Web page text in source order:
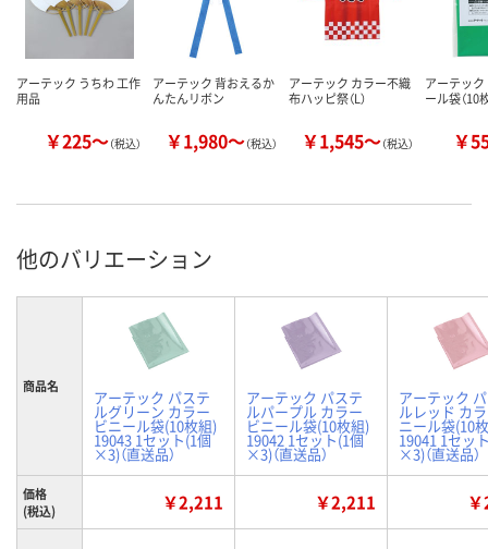
アーテック うちわ 工作
用品
￥225～（税込）
アーテック 背おえるか
んたんリボン
￥1,980～（税込）
アーテック カラー不織
布ハッピ祭（L）
￥1,545～（税込）
アーテッ
ール袋（10
￥
他のバリエーション
商品名
アーテック パステ
ルグリーン カラー
ビニール袋(10枚組)
19043 1セット(1個
×3)（直送品）
アーテック パステ
ルパープル カラー
ビニール袋(10枚組)
19042 1セット(1個
×3)（直送品）
アーテック
ルレッド カ
ニール袋(10
19041 1セッ
×3)（直送品）
価格
(税込)
￥2,211 ￥2,211